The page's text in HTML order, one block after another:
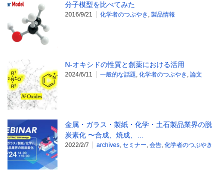
分子模型を比べてみた
2016/9/21 化学者のつぶやき , 製品情報
N-オキシドの性質と創薬における活用
2024/6/11 一般的な話題, 化学者のつぶやき , 論文
金属・ガラス・製紙・化学・土石製品業界の脱
炭素化 〜合成、焼成、…
2022/2/7 archives, セミナー, 会告, 化学者のつぶやき